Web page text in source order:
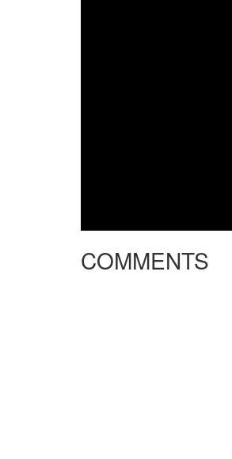
COMMENTS